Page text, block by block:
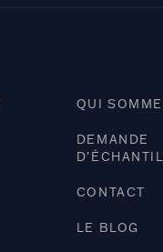
QUI
DEMANDE
CONTACT
LE BLOG